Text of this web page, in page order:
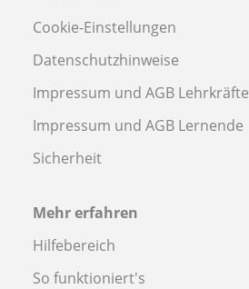
Cookie-Einstellungen
Datenschutzhinweise
Impressum und AGB Lehrkräfte
Impressum und AGB Lernende
Sicherheit
Mehr erfahren
Hilfebereich
So funktioniert's